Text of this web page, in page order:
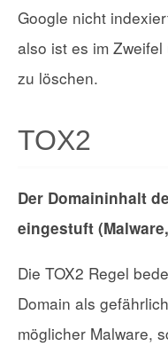
Google nicht
also ist es im
zu löschen.
TOX2
Der Domaininhalt
eingestuft
Die TOX2 Regel
Domain als
möglicher Malware,